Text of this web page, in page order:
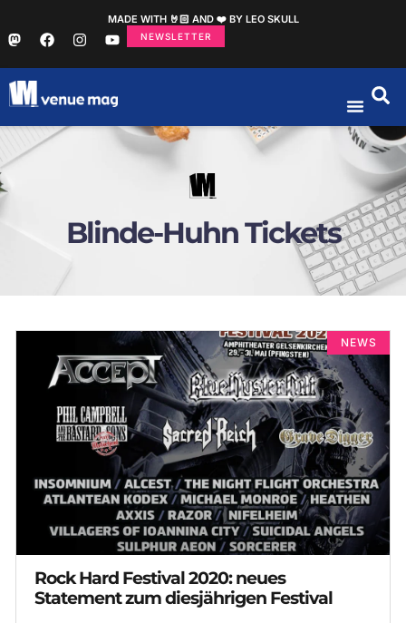
MADE WITH 🤘🏻 AND ❤️ BY LEO SKULL
NEWSLETTER
Blinde-Huhn Tickets
NEWS
Rock Hard Festival 2020: neues
Statement zum diesjährigen Festival